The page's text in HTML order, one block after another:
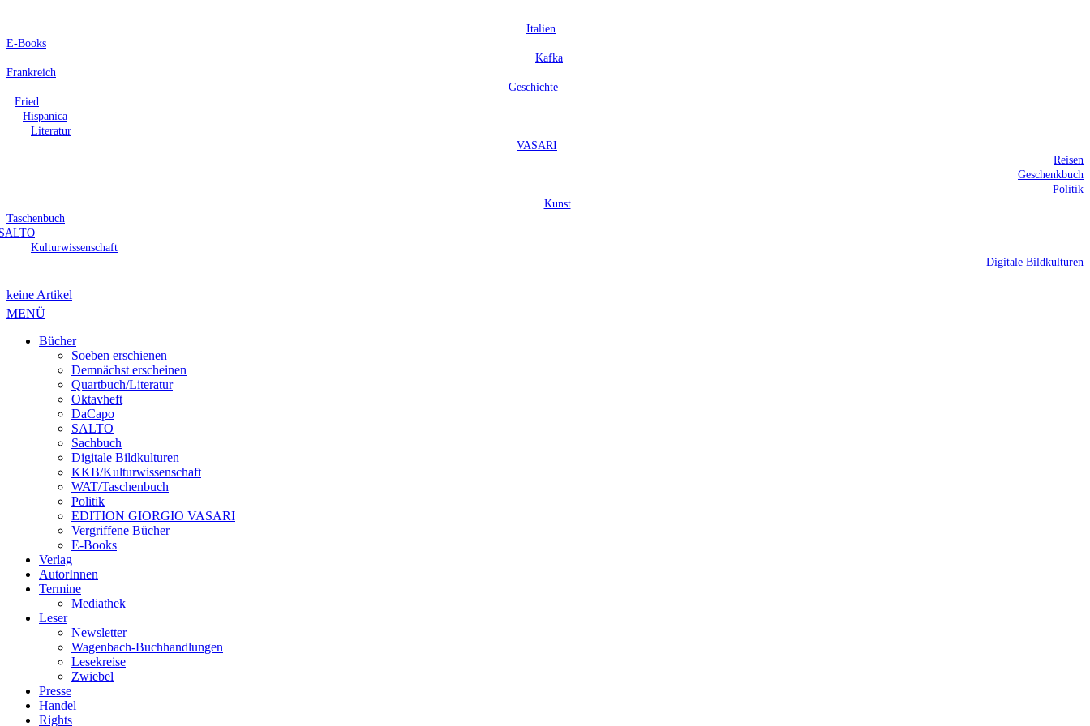
Italien
E-Books
Kafka
Frankreich
Geschichte
Fried
Hispanica
Literatur
VASARI
Reisen
Geschenkbuch
Politik
Kunst
Taschenbuch
Kulturwissenschaft
Digitale Bildkulturen
keine Artikel
MENÜ
Bücher
Soeben erschienen
Demnächst erscheinen
Quartbuch/Literatur
Oktavheft
DaCapo
SALTO
Sachbuch
Digitale Bildkulturen
KKB/Kulturwissenschaft
WAT/Taschenbuch
Politik
EDITION GIORGIO VASARI
Vergriffene Bücher
E-Books
Verlag
AutorInnen
Termine
Mediathek
Leser
Newsletter
Wagenbach-Buchhandlungen
Lesekreise
Zwiebel
Presse
Handel
Rights